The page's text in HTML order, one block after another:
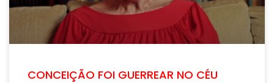
CONCEIÇÃO FOI GUERREAR NO CÉU